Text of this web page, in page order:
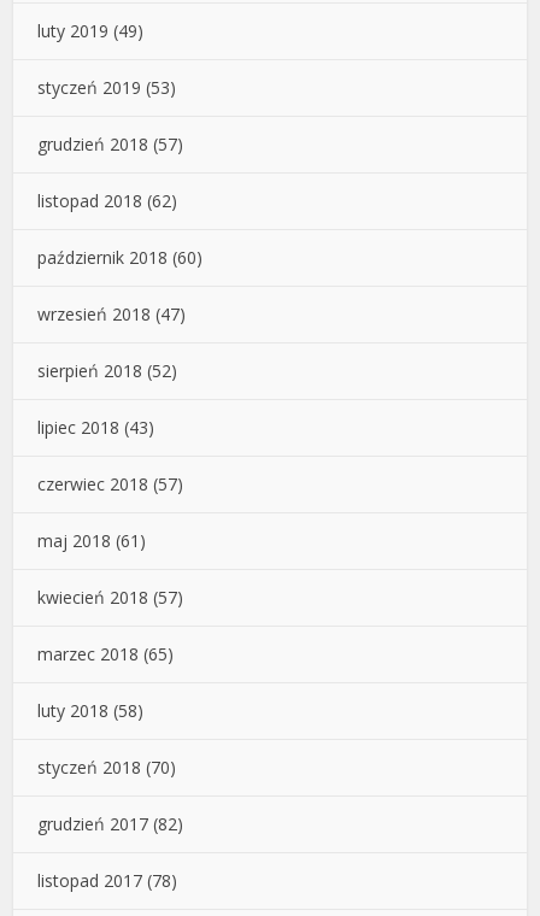
luty 2019 (49)
styczeń 2019 (53)
grudzień 2018 (57)
listopad 2018 (62)
październik 2018 (60)
wrzesień 2018 (47)
sierpień 2018 (52)
lipiec 2018 (43)
czerwiec 2018 (57)
maj 2018 (61)
kwiecień 2018 (57)
marzec 2018 (65)
luty 2018 (58)
styczeń 2018 (70)
grudzień 2017 (82)
listopad 2017 (78)